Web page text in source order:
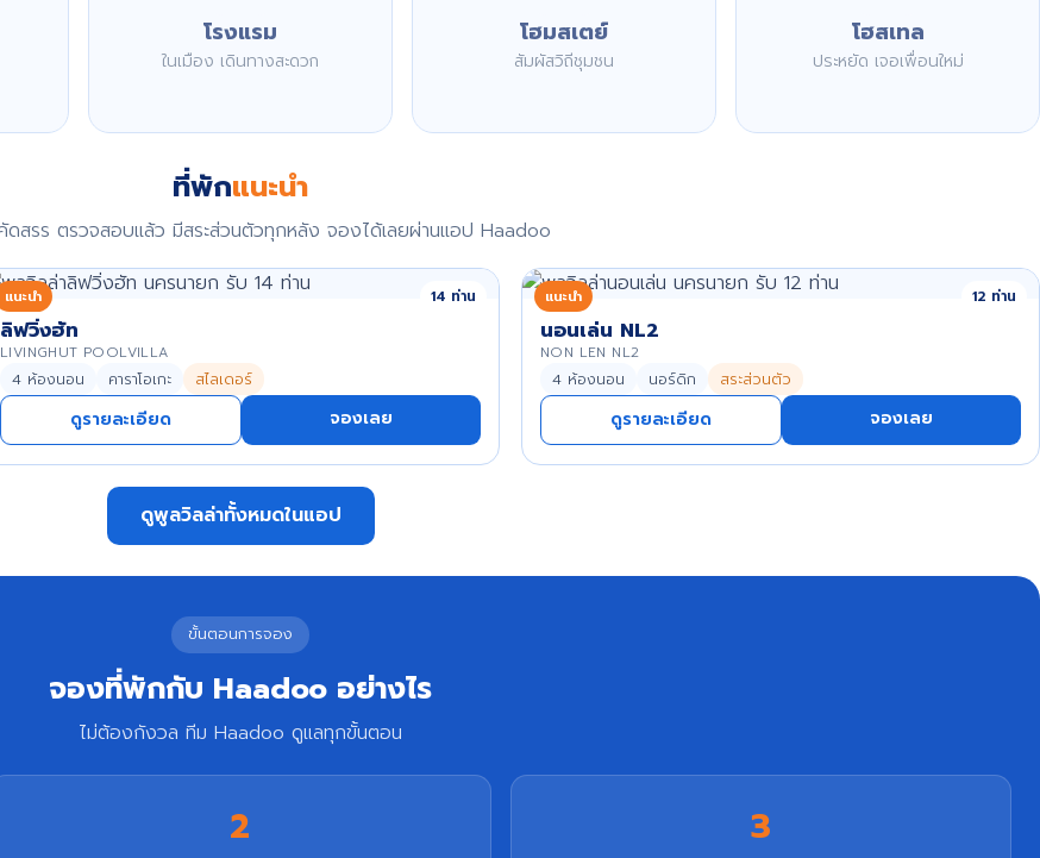
โรงแรม
ในเมือง เดินทางสะดวก
โฮมสเตย์
สัมผัสวิถีชุมชน
โฮสเทล
ประหยัด เจอเพื่อนใหม่
ที่พักแนะนำ
ดสรร ตรวจสอบแล้ว มีสระส่วนตัวทุกหลัง จองได้เลยผ่านแอป Haadoo
แนะนำ 14 ท่าน
ลิฟวิ่งฮัท
LIVINGHUT POOLVILLA
4 ห้องนอน คาราโอเกะ สไลเดอร์
ดูรายละเอียด จองเลย
แนะนำ 12 ท่าน
นอนเล่น NL2
NON LEN NL2
4 ห้องนอน นอร์ดิก สระส่วนตัว
ดูรายละเอียด จองเลย
ดูพูลวิลล่าทั้งหมดในแอป
ขั้นตอนการจอง
จองที่พักกับ Haadoo อย่างไร
ไม่ต้องกังวล ทีม Haadoo ดูแลทุกขั้นตอน
2 3